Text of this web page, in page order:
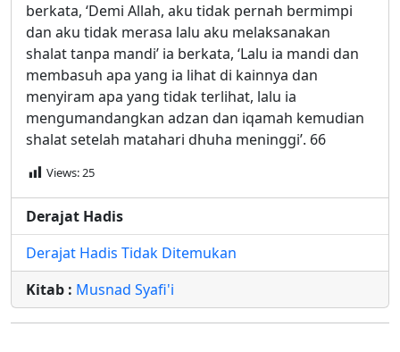
berkata, ‘Demi Allah, aku tidak pernah bermimpi
dan aku tidak merasa lalu aku melaksanakan
shalat tanpa mandi’ ia berkata, ‘Lalu ia mandi dan
membasuh apa yang ia lihat di kainnya dan
menyiram apa yang tidak terlihat, lalu ia
mengumandangkan adzan dan iqamah kemudian
shalat setelah matahari dhuha meninggi’. 66
Views:25
Derajat Hadis
Derajat Hadis Tidak Ditemukan
Kitab : Musnad Syafi'i